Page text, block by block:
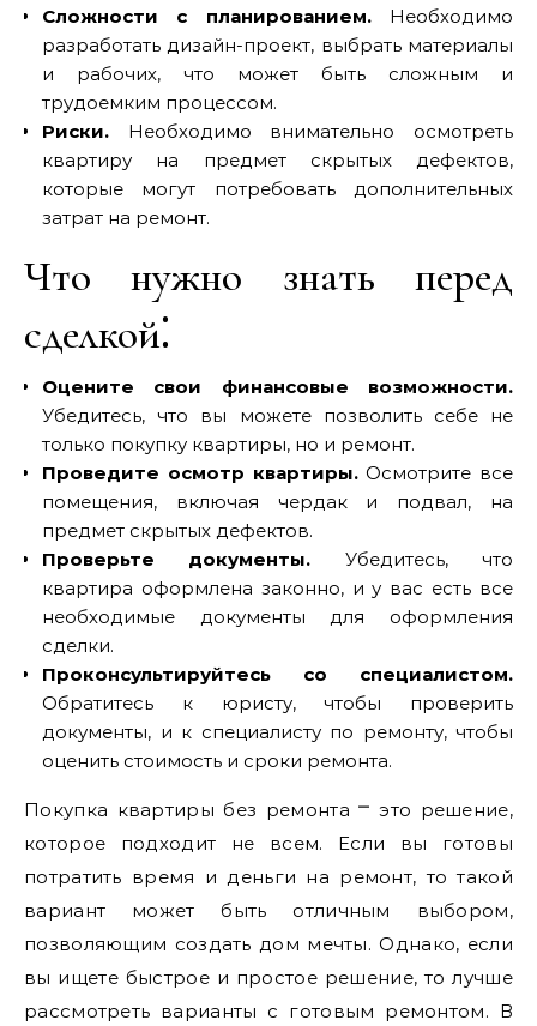
Сложности с планированием.Необходимо
разработать дизайн-проект‚ выбрать материалы
и рабочих‚ что может быть сложным и
трудоемким процессом.
Риски. Необходимо внимательно осмотреть
квартиру на предмет скрытых дефектов‚
которые могут потребовать дополнительных
затрат на ремонт.
Что нужно знать перед
сделкой⁚
Оцените свои финансовые возможности.
Убедитесь‚ что вы можете позволить себе не
только покупку квартиры‚ но и ремонт.
Проведите осмотр квартиры.Осмотрите все
помещения‚ включая чердак и подвал‚ на
предмет скрытых дефектов.
Проверьте документы. Убедитесь‚ что
квартира оформлена законно‚ и у вас есть все
необходимые документы для оформления
сделки.
Проконсультируйтесь со специалистом.
Обратитесь к юристу‚ чтобы проверить
документы‚ и к специалисту по ремонту‚ чтобы
оценить стоимость и сроки ремонта.
Покупка квартиры без ремонта ⎻ это решение‚
которое подходит не всем. Если вы готовы
потратить время и деньги на ремонт‚ то такой
вариант может быть отличным выбором‚
позволяющим создать дом мечты. Однако‚ если
вы ищете быстрое и простое решение‚ то лучше
рассмотреть варианты с готовым ремонтом. В